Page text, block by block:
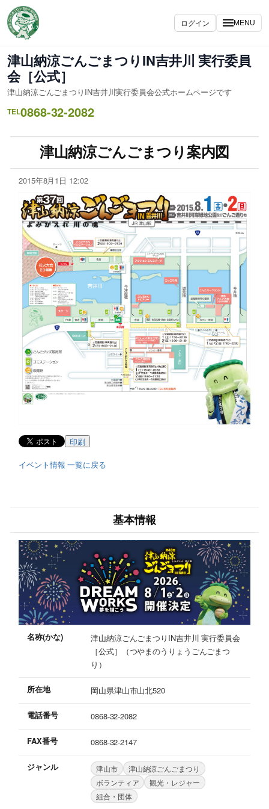
ログイン MENU
津山納涼ごんごまつりIN吉井川 実行委員
会［公式］
津山納涼ごんごまつりIN吉井川実行委員会公式ホームページです
TEL0868-32-2082
津山納涼ごんごまつり案内図
2015年8月1日 12:02
印刷
イベント情報 一覧に戻る
基本情報
名称(かな)
津山納涼ごんごまつりIN吉井川 実行委員会
［公式］（つやまのうりょうごんごまつ
り）
所在地 岡山県津山市山北520
電話番号 0868-32-2082
FAX番号 0868-32-2147
ジャンル 津山市
津山納涼ごんごまつり
ボランティア
観光・レジャー
組合・団体